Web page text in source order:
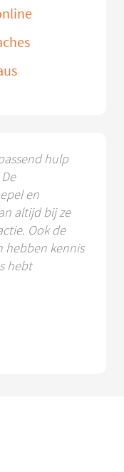
hulp
en
altijd bij ze
Ook de
hebben kennis
hebt